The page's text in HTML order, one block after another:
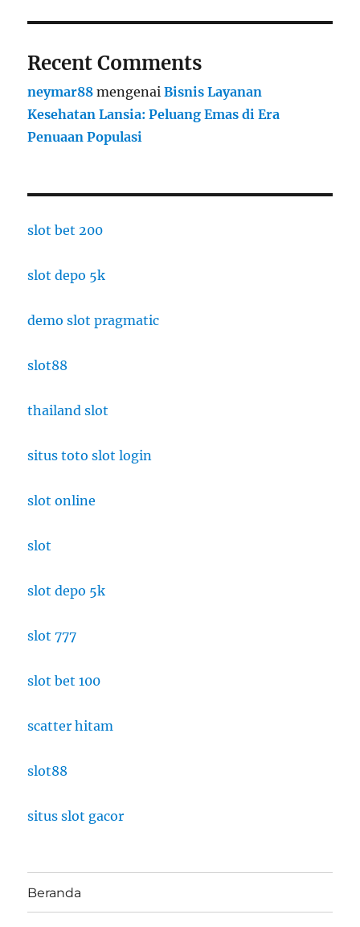
Recent Comments
neymar88 mengenaiBisnis Layanan
Kesehatan Lansia: Peluang Emas di Era
Penuaan Populasi
slot bet 200
slot depo 5k
demo slot pragmatic
slot88
thailand slot
situs toto slot login
slot online
slot
slot depo 5k
slot 777
slot bet 100
scatter hitam
slot88
situs slot gacor
Beranda